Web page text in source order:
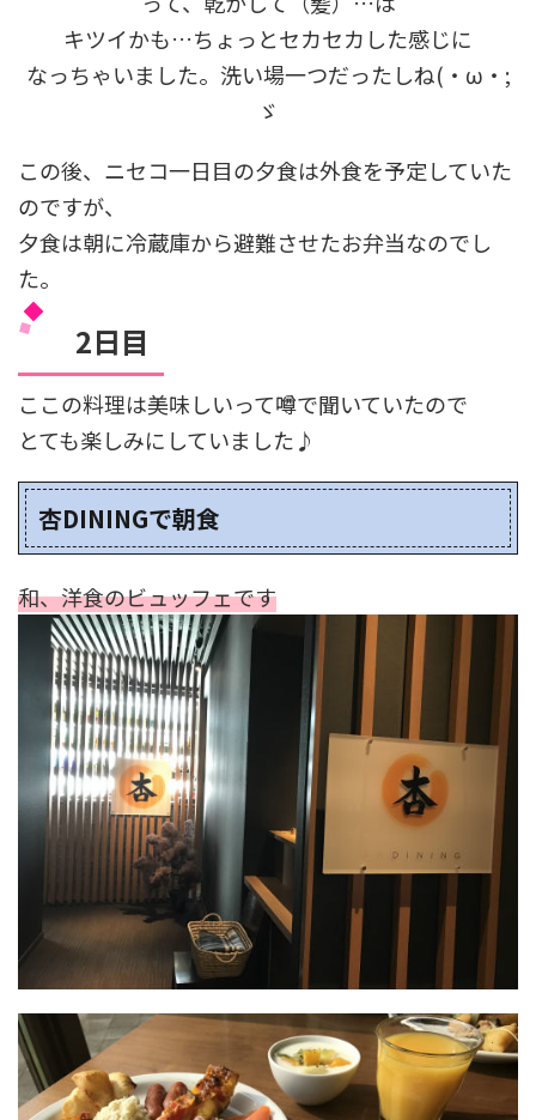
キツイかも…ちょっとセカセカした感じに
なっちゃいました。洗い場一つだったしね(・ω・;
ゞ
この後、ニセコ一日目の夕食は外食を予定していた
のですが、
夕食は朝に冷蔵庫から避難させたお弁当なのでし
た。
2日目
ここの料理は美味しいって噂で聞いていたので
とても楽しみにしていました♪
杏DININGで朝食
和、洋食のビュッフェです